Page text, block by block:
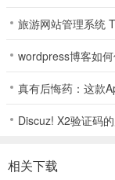
* 高精度地图：萝卜
* 多传感器融合：萝
* 冗余系统：萝卜快
总体而言，萝卜快
品牌升级：智能交通
旅游网站管理系统
wordpress博客如
真有后悔药：这款
Discuz! X2验证码
相关下载